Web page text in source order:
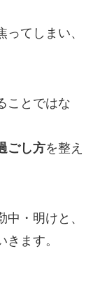
ってしまい、
ことではな
ごし方を整え
・明けと、
ます。